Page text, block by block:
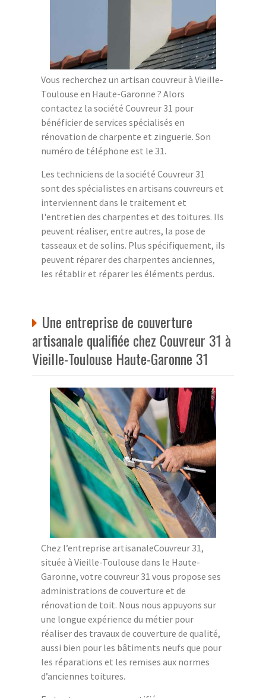
Vous recherchez un artisan couvreur à Vieille-
Toulouse en Haute-Garonne ? Alors
contactez la société Couvreur 31 pour
bénéficier de services spécialisés en
rénovation de charpente et zinguerie. Son
numéro de téléphone est le 31.
Les techniciens de la société Couvreur 31
sont des spécialistes en artisans couvreurs et
interviennent dans le traitement et
l'entretien des charpentes et des toitures. Ils
peuvent réaliser, entre autres, la pose de
tasseaux et de solins. Plus spécifiquement, ils
peuvent réparer des charpentes anciennes,
les rétablir et réparer les éléments perdus.
Une entreprise de couverture
artisanale qualifiée chez Couvreur 31 à
Vieille-Toulouse Haute-Garonne 31
Chez l’entreprise artisanaleCouvreur 31,
située à Vieille-Toulouse dans le Haute-
Garonne, votre couvreur 31 vous propose ses
administrations de couverture et de
rénovation de toit. Nous nous appuyons sur
une longue expérience du métier pour
réaliser des travaux de couverture de qualité,
aussi bien pour les bâtiments neufs que pour
les réparations et les remises aux normes
d’anciennes toitures.